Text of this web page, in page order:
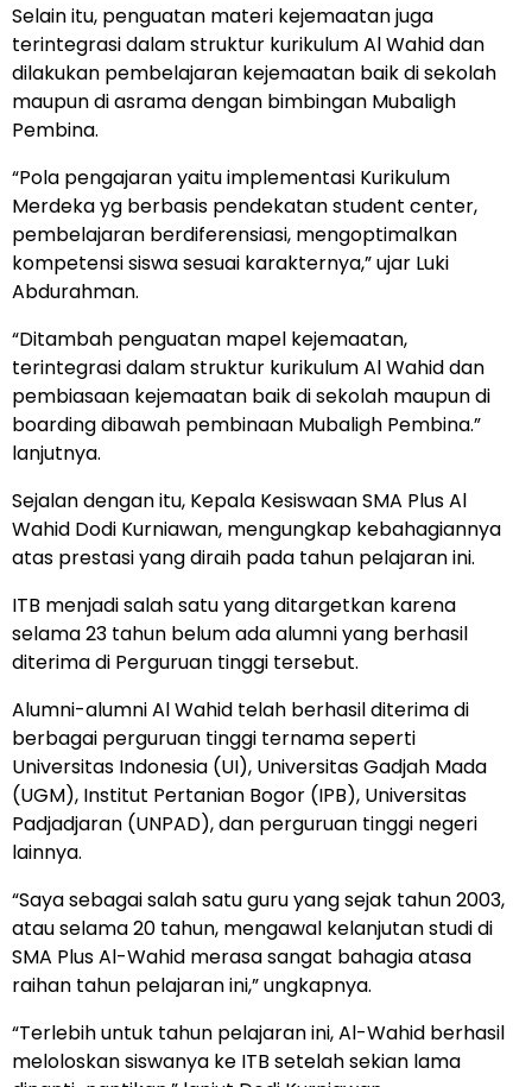
Selain itu, penguatan materi kejemaatan juga
terintegrasi dalam struktur kurikulum Al Wahid dan
dilakukan pembelajaran kejemaatan baik di sekolah
maupun di asrama dengan bimbingan Mubaligh
Pembina.
“Pola pengajaran yaitu implementasi Kurikulum
Merdeka yg berbasis pendekatan student center,
pembelajaran berdiferensiasi, mengoptimalkan
kompetensi siswa sesuai karakternya,” ujar Luki
Abdurahman.
“Ditambah penguatan mapel kejemaatan,
terintegrasi dalam struktur kurikulum Al Wahid dan
pembiasaan kejemaatan baik di sekolah maupun di
boarding dibawah pembinaan Mubaligh Pembina.”
lanjutnya.
Sejalan dengan itu, Kepala Kesiswaan SMA Plus Al
Wahid Dodi Kurniawan, mengungkap kebahagiannya
atas prestasi yang diraih pada tahun pelajaran ini.
ITB menjadi salah satu yang ditargetkan karena
selama 23 tahun belum ada alumni yang berhasil
diterima di Perguruan tinggi tersebut.
Alumni-alumni Al Wahid telah berhasil diterima di
berbagai perguruan tinggi ternama seperti
Universitas Indonesia (UI), Universitas Gadjah Mada
(UGM), Institut Pertanian Bogor (IPB), Universitas
Padjadjaran (UNPAD), dan perguruan tinggi negeri
lainnya.
“Saya sebagai salah satu guru yang sejak tahun 2003,
atau selama 20 tahun, mengawal kelanjutan studi di
SMA Plus Al-Wahid merasa sangat bahagia atasa
raihan tahun pelajaran ini,” ungkapnya.
“Terlebih untuk tahun pelajaran ini, Al-Wahid berhasil
meloloskan siswanya ke ITB setelah sekian lama